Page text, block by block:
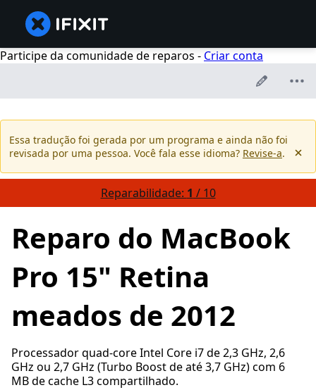
Participe da comunidade de reparos - Criar conta
Essa tradução foi gerada por um programa e ainda não foi
revisada por uma pessoa. Você fala esse idioma? Revise-a.
Reparabilidade: 1 / 10
Reparo do MacBook
Pro 15" Retina
meados de 2012
Processador quad-core Intel Core i7 de 2,3 GHz, 2,6
GHz ou 2,7 GHz (Turbo Boost de até 3,7 GHz) com 6
MB de cache L3 compartilhado.